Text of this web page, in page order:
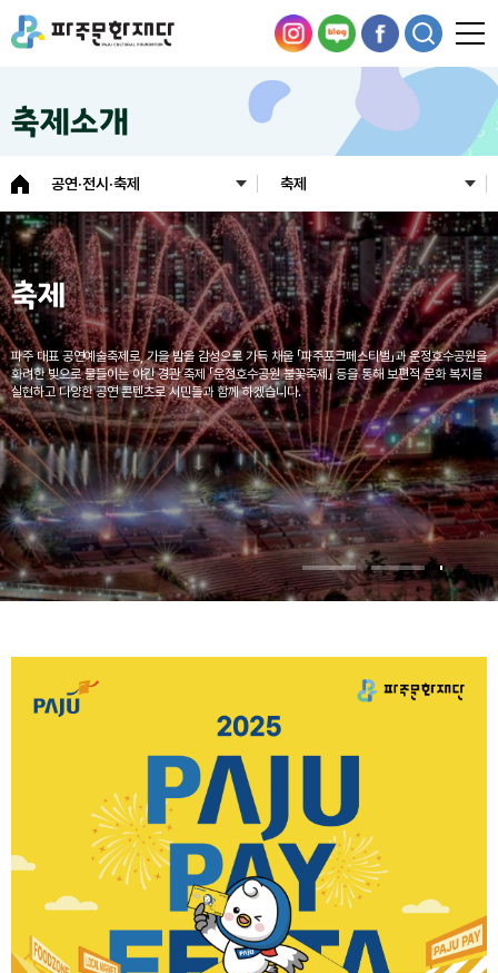
축제소개
공연·전시·축제 축제
축제
파주 대표 공연예술축제로, 가을 밤을 감성으로 가득 채울 「파주포크페스티벌」과운정호수공원을
화려한 빛으로 물들이는 야간 경관 축제 「운정호수공원 불꽃축제」 등을 통해보편적 문화 복지를
실현하고 다양한 공연 콘텐츠로 시민들과 함께 하겠습니다.